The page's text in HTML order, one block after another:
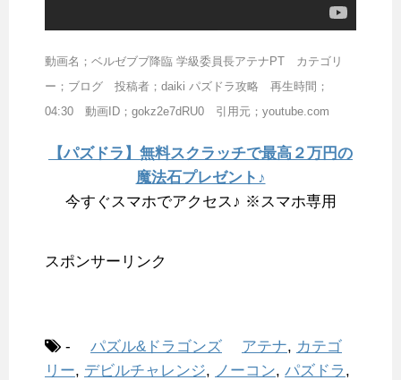
動画名；ベルゼブブ降臨 学級委員長アテナPT カテゴリ
ー；ブログ 投稿者；daiki パズドラ攻略 再生時間；
04:30 動画ID；gokz2e7dRU0 引用元；youtube.com
【パズドラ】無料スクラッチで最高２万円の
魔法石プレゼント♪
今すぐスマホでアクセス♪ ※スマホ専用
スポンサーリンク
- パズル&ドラゴンズ アテナ, カテゴ
リー, デビルチャレンジ, ノーコン, パズドラ ,